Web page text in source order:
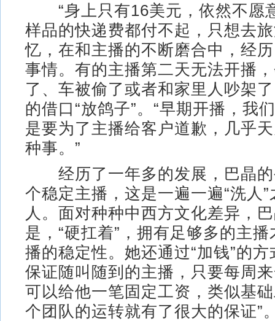
“身上只有16美元，依然不愿
样品的快递费都付不起，只想去
忆，在和主播的不断磨合中，经
事情。有的主播第二天无法开播
了、车被偷了或者和家里人吵架
的借口“放鸽子”。“早期开播，我
是要为了主播给客户道歉，几乎
种事。”
经历了一年多的发展，巴晶的
个稳定主播，这是一遍一遍“洗人
人。面对种种中西方文化差异，
是，“硬扛着”，拥有足够多的主
播的稳定性。她还通过“加钱”的方
保证随叫随到的主播，只要每周
可以给他一笔固定工资，类似基
个团队的运转就有了很大的保证”